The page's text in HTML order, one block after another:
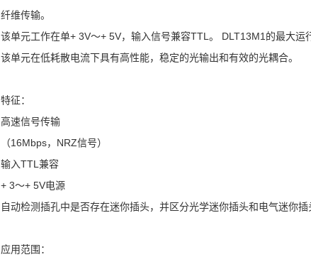
纤维传输。
该单元工作在单+ 3V〜+ 5V，输入信号兼容TTL。 DLT13M1的最大运
该单元在低耗散电流下具有高性能，稳定的光输出和有效的光耦合。
特征：
高速信号传输
（16Mbps，NRZ信号）
输入TTL兼容
+ 3〜+ 5V电源
自动检测插孔中是否存在迷你插头，并区分光学迷你插头和电气迷你插
应用范围：